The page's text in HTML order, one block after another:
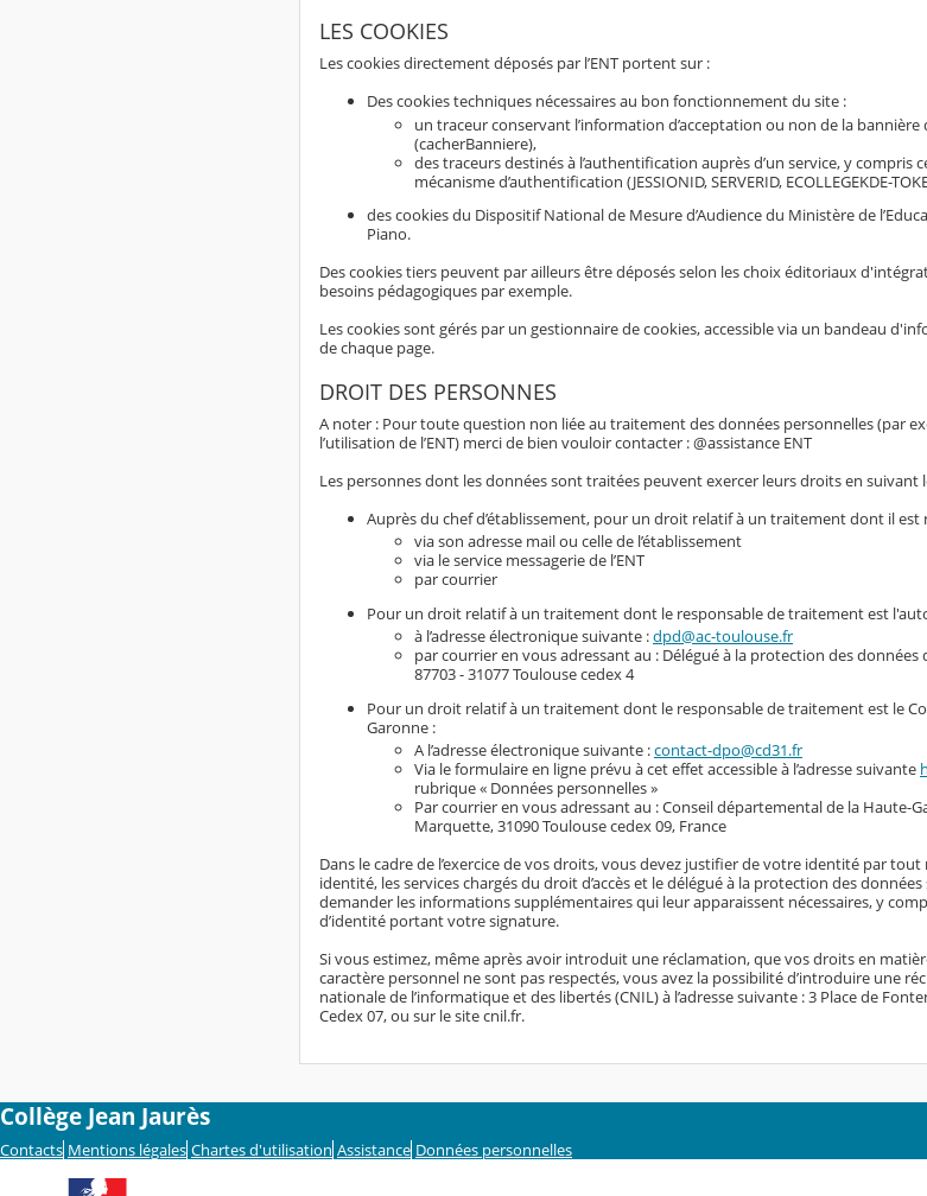
LES COOKIES
Les cookies directement déposés par l’ENT portent sur :
Des cookies techniques nécessaires au bon fonctionnement du site :
un traceur conservant l’information d’acceptation ou non de la bannière
(cacherBanniere),
des traceurs destinés à l’authentification auprès d’un service, y compris
mécanisme d’authentification (JESSIONID, SERVERID, ECOLLEGEKDE-
des cookies du Dispositif National de Mesure d’Audience du Ministère de
Piano.
Des cookies tiers peuvent par ailleurs être déposés selon les choix éditoriaux
besoins pédagogiques par exemple.
Les cookies sont gérés par un gestionnaire de cookies, accessible via un bandeau
de chaque page.
DROIT DES PERSONNES
A noter : Pour toute question non liée au traitement des données personnelles (par
l’utilisation de l’ENT) merci de bien vouloir contacter : @assistance ENT
Les personnes dont les données sont traitées peuvent exercer leurs droits en suivant
Auprès du chef d’établissement, pour un droit relatif à un traitement dont il
via son adresse mail ou celle de l’établissement
via le service messagerie de l’ENT
par courrier
Pour un droit relatif à un traitement dont le responsable de traitement est
à l’adresse électronique suivante :dpd@ac-toulouse.fr
par courrier en vous adressant au : Délégué à la protection des données
87703 - 31077 Toulouse cedex 4
Pour un droit relatif à un traitement dont le responsable de traitement est le
Garonne :
A l’adresse électronique suivante :contact-dpo@cd31.fr
Via le formulaire en ligne prévu à cet effet accessible à l’adresse suivante
rubrique « Données personnelles »
Par courrier en vous adressant au : Conseil départemental de la Haute-
Marquette, 31090 Toulouse cedex 09, France
Dans le cadre de l’exercice de vos droits, vous devez justifier de votre identité par
identité, les services chargés du droit d’accès et le délégué à la protection des
demander les informations supplémentaires qui leur apparaissent nécessaires, y
d’identité portant votre signature.
Si vous estimez, même après avoir introduit une réclamation, que vos droits en
caractère personnel ne sont pas respectés, vous avez la possibilité d’introduire une
nationale de l’informatique et des libertés (CNIL) à l’adresse suivante : 3 Place de
Cedex 07, ou sur le site cnil.fr.
Collège Jean Jaurès
Contacts Mentions légales Chartes d'utilisation Assistance Données personnelles